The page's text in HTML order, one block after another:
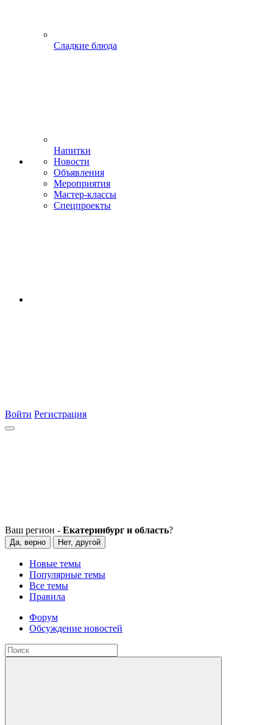
Сладкие блюда
Напитки
Новости
Объявления
Мероприятия
Мастер-классы
Спецпроекты
Войти Регистрация
Ваш регион - Екатеринбург и область?
Да, верно Нет, другой
Новые темы
Популярные темы
Все темы
Правила
Форум
Обсуждение новостей